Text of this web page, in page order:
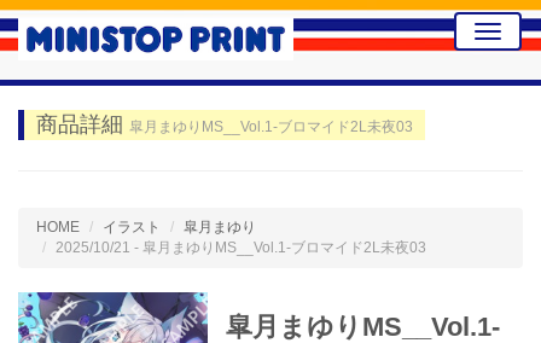
Toggle
商品詳細 皐月まゆりMS__Vol.1-ブロマイド2L未夜03
HOME イラスト
皐月まゆり
2025/10/21 - 皐月まゆりMS__Vol.1-ブロマイド2L未夜03
皐月まゆりMS__Vol.1-